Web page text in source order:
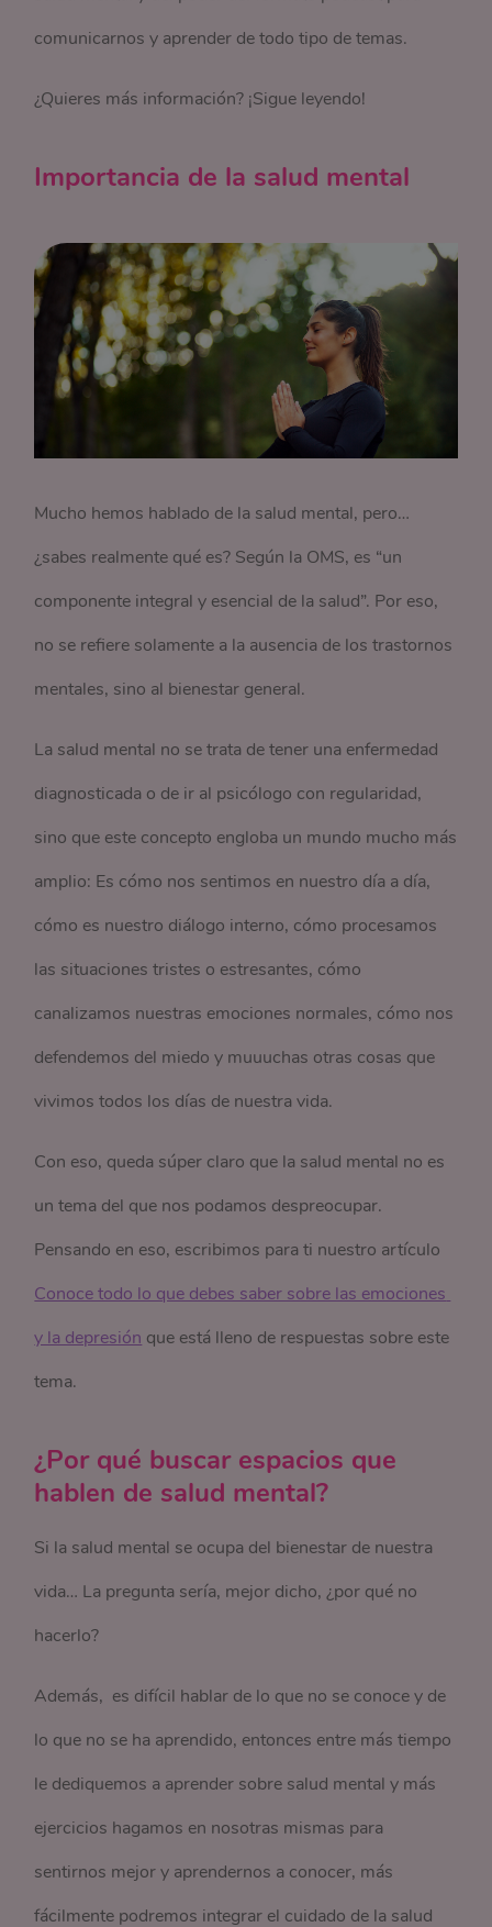
comunicarnos y aprender de todo tipo de temas.
¿Quieres más información? ¡Sigue leyendo!
Importancia de la salud mental
Mucho hemos hablado de la salud mental, pero…
¿sabes realmente qué es? Según la OMS, es “un
componente integral y esencial de la salud”. Por eso,
no se refiere solamente a la ausencia de los trastornos
mentales, sino al bienestar general.
La salud mental no se trata de tener una enfermedad
diagnosticada o de ir al psicólogo con regularidad,
sino que este concepto engloba un mundo mucho más
amplio: Es cómo nos sentimos en nuestro día a día,
cómo es nuestro diálogo interno, cómo procesamos
las situaciones tristes o estresantes, cómo
canalizamos nuestras emociones normales, cómo nos
defendemos del miedo y muuuchas otras cosas que
vivimos todos los días de nuestra vida.
Con eso, queda súper claro que la salud mental no es
un tema del que nos podamos despreocupar.
Pensando en eso, escribimos para ti nuestro artículo
Conoce todo lo que debes saber sobre las emociones
y la depresión que está lleno de respuestas sobre este
tema.
¿Por qué buscar espacios que
hablen de salud mental?
Si la salud mental se ocupa del bienestar de nuestra
vida… La pregunta sería, mejor dicho, ¿por qué no
hacerlo?
Además, es difícil hablar de lo que no se conoce y de
lo que no se ha aprendido, entonces entre más tiempo
le dediquemos a aprender sobre salud mental y más
ejercicios hagamos en nosotras mismas para
sentirnos mejor y aprendernos a conocer, más
fácilmente podremos integrar el cuidado de la salud